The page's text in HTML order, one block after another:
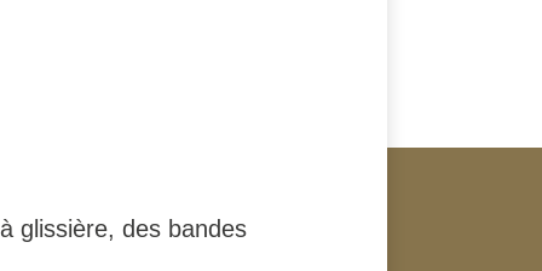
glissière, des bandes